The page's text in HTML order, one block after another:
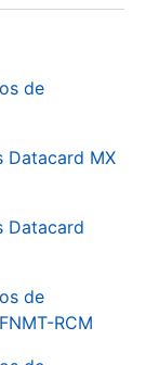
de
Datacard MX
Datacard
de
RCM